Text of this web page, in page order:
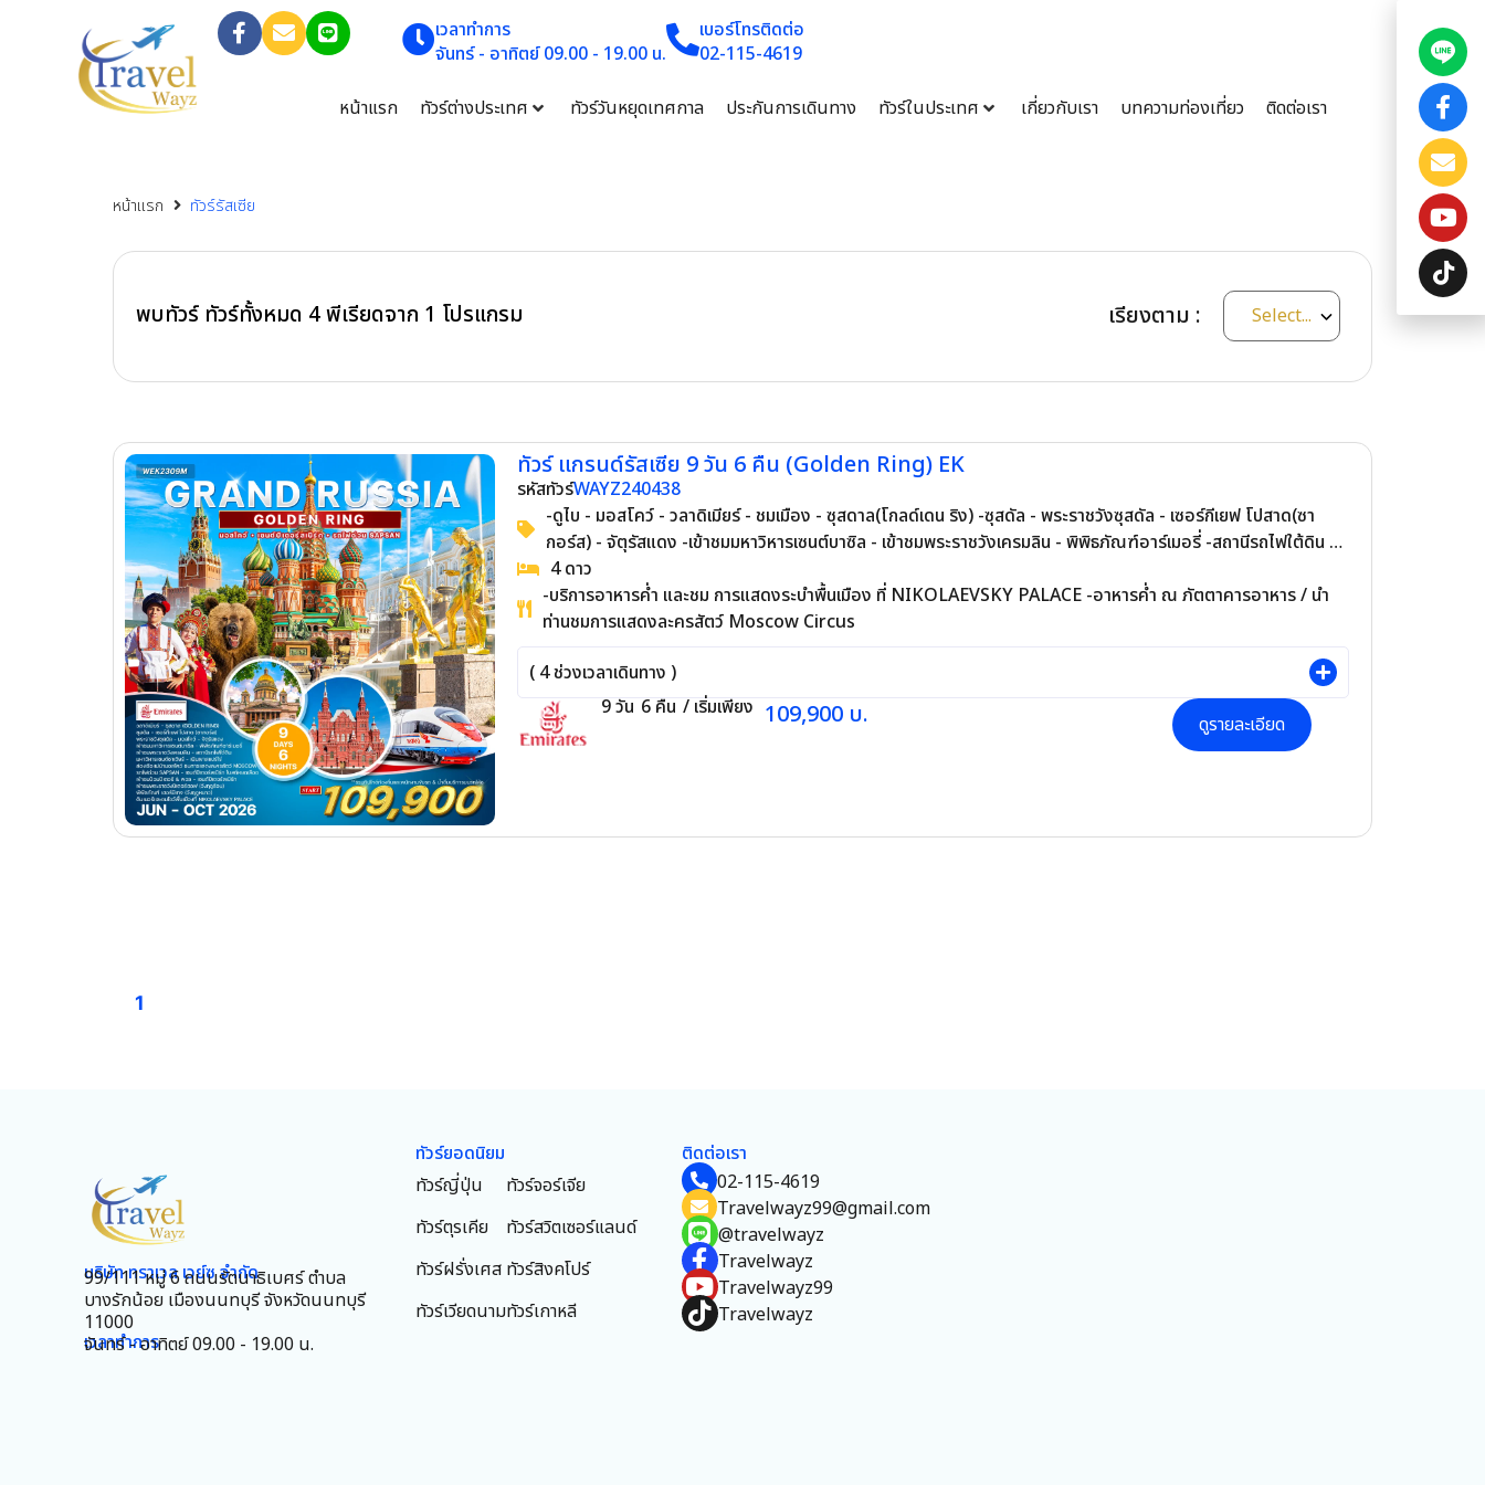
เวลาทำการ
จันทร์ - อาทิตย์ 09.00 - 19.00 น.
เบอร์โทรติดต่อ
02-115-4619
หน้าแรก ทัวร์ต่างประเทศ ทัวร์วันหยุดเทศกาล ประกันการเดินทาง ทัวร์ในประเทศ เกี่ยวกับเรา บทความท่องเที่ยว ติดต่อเรา
หน้าแรก ทัวร์รัสเซีย
พบทัวร์ ทัวร์ทั้งหมด 4พีเรียดจาก 1 โปรแกรม เรียงตาม :
ทัวร์ แกรนด์รัสเซีย 9 วัน 6 คืน (Golden Ring) EK
รหัสทัวร์WAYZ240438
-ดูไบ - มอสโคว์ - วลาดิเมียร์ - ชมเมือง - ซุสดาล(โกลด์เดน ริง) -ซุสดัล - พระราชวังซุสดัล - เซอร์กีเยฟ โปสาด(ซา
กอร์ส) - จัตุรัสแดง -เข้าชมมหาวิหารเซนต์บาซิล - เข้าชมพระราชวังเครมลิน - พิพิธภัณฑ์อาร์เมอรี่ -สถานีรถไฟใต้ดิน -
มหาวิหารเซนต์ซาเวียร์ - เนินเขาสแปร์โร่ - ล่องเรือแม่น้ำมอสโคว์
4ดาว
-บริการอาหารค่ำ และชม การแสดงระบำพื้นเมือง ที่ NIKOLAEVSKY PALACE -อาหารค่ำ ณ ภัตตาคารอาหาร / นำ
ท่านชมการแสดงละครสัตว์ Moscow Circus
( 4ช่วงเวลาเดินทาง )
9วัน 6คืน / เริ่มเพียง 109,900บ. ดูรายละเอียด
1
บริษัท ทราเวล เวย์ซ จำกัด
99/111 หมู่ 6 ถนนรัตนาธิเบศร์ ตำบล
บางรักน้อย เมืองนนทบุรี จังหวัดนนทบุรี
11000
เวลาทำการ
จันทร์ - อาทิตย์ 09.00 - 19.00 น.
ทัวร์ยอดนิยม
ทัวร์ญี่ปุ่น
ทัวร์ตุรเคีย
ทัวร์ฝรั่งเศส
ทัวร์เวียดนาม
ทัวร์จอร์เจีย
ทัวร์สวิตเซอร์แลนด์
ทัวร์สิงคโปร์
ทัวร์เกาหลี
ติดต่อเรา
02-115-4619
Travelwayz99@gmail.com
@travelwayz
Travelwayz
Travelwayz99
Travelwayz